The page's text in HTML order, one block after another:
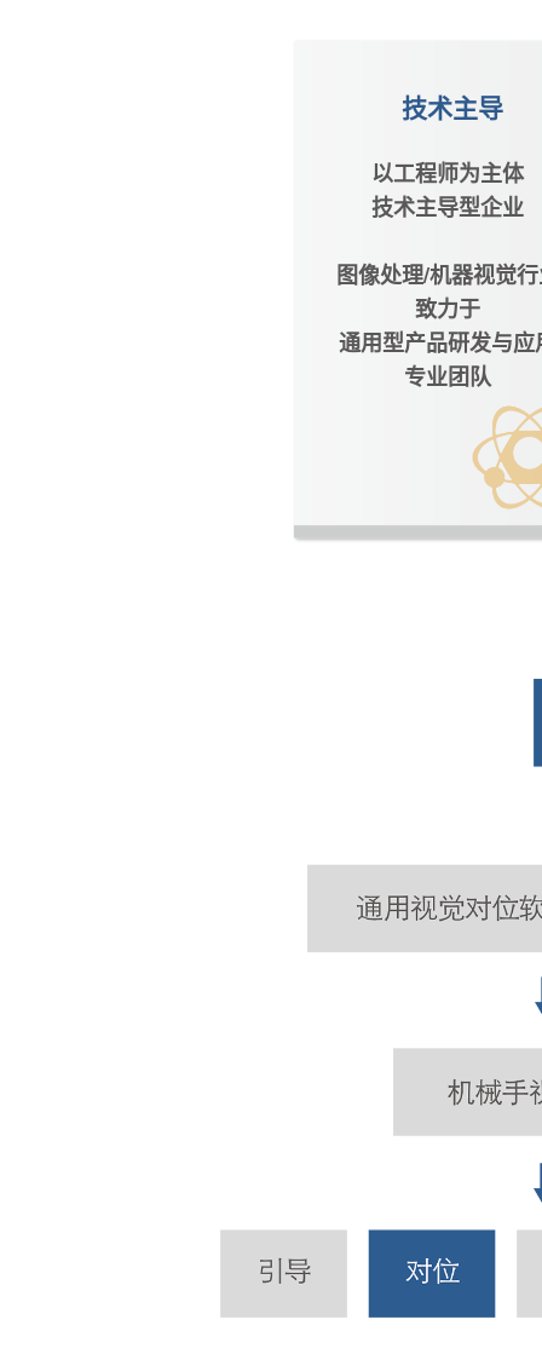
技术主导
以工程师为主体
技术主导型企业
图像处理/机器视觉
致力于
通用型产品研发与应
专业团队